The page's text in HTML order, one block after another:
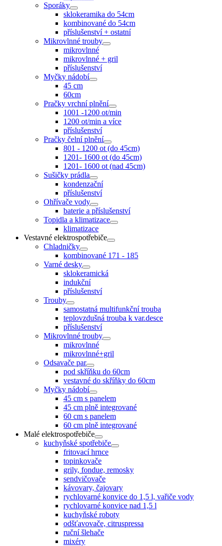
Sporáky
sklokeramika do 54cm
kombinované do 54cm
příslušenství + ostatní
Mikrovlnné trouby
mikrovlnné
mikrovlnné + gril
příslušenství
Myčky nádobí
45 cm
60cm
Pračky vrchní plnění
1001 -1200 ot/min
1200 ot/min a více
příslušenství
Pračky čelní plnění
801 - 1200 ot (do 45cm)
1201- 1600 ot (do 45cm)
1201- 1600 ot (nad 45cm)
Sušičky prádla
kondenzační
příslušenství
Ohřívače vody
baterie a příslušenství
Topidla a klimatizace
klimatizace
Vestavné elektrospotřebiče
Chladničky
kombinované 171 - 185
Varné desky
sklokeramická
indukční
příslušenství
Trouby
samostatná multifunkční trouba
teplovzdušná trouba k var.desce
příslušenství
Mikrovlnné trouby
mikrovlnné
mikrovlnné+gril
Odsavače par
pod skříňku do 60cm
vestavné do skříňky do 60cm
Myčky nádobí
45 cm s panelem
45 cm plně integrované
60 cm s panelem
60 cm plně integrované
Malé elektrospotřebiče
kuchyňské spotřebiče
fritovací hrnce
topinkovače
grily, fondue, remosky
sendvičovače
kávovary, čajovary
rychlovarné konvice do 1,5 l, vařiče vody
rychlovarné konvice nad 1,5 l
kuchyňské roboty
odšťavovače, citruspressa
ruční šlehače
mixéry